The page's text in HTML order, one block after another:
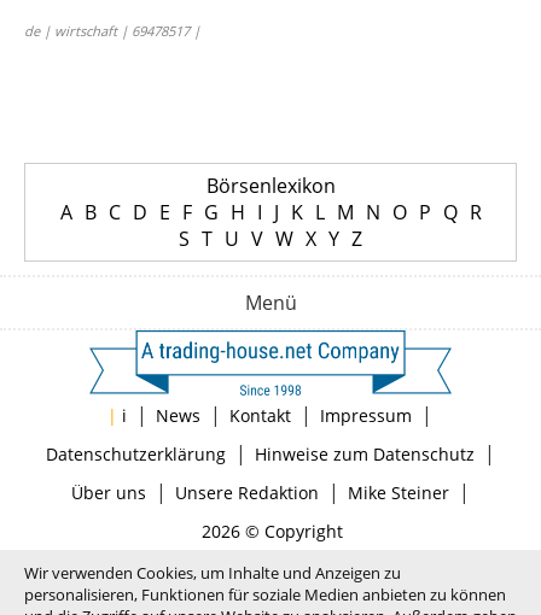
de | wirtschaft | 69478517 |
Börsenlexikon
A B C D E F G H I J K L M N O P Q R
S T U V W X Y Z
Menü
| i | News | Kontakt | Impressum |
Datenschutzerklärung| Hinweise zum Datenschutz |
Über uns | Unsere Redaktion | Mike Steiner|
2026 © Copyright
Wir verwenden Cookies, um Inhalte und Anzeigen zu
personalisieren, Funktionen für soziale Medien anbieten zu können